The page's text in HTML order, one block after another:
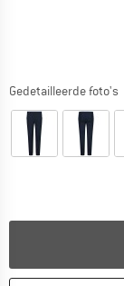
Gedetailleerde foto's